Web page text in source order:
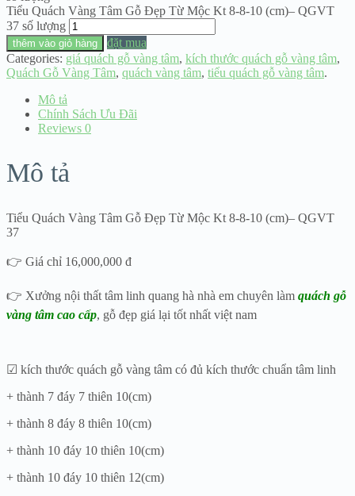
Tiểu Quách Vàng Tâm Gỗ Đẹp Từ Mộc Kt 8-8-10 (cm)– QGVT
37 số lượng
thêm vào giỏ hàng
đặt mua
Categories: giá quách gỗ vàng tâm, kích thước quách gỗ vàng tâm,
Quách Gỗ Vàng Tâm, quách vàng tâm, tiểu quách gỗ vàng tâm.
Mô tả
Chính Sách Ưu Đãi
Reviews 0
Mô tả
Tiểu Quách Vàng Tâm Gỗ Đẹp Từ Mộc Kt 8-8-10 (cm)– QGVT
37
👉 Giá chỉ 16,000,000 đ
👉 Xưởng nội thất tâm linh quang hà nhà em chuyên làm quách gỗ
vàng tâm cao cấp, gỗ đẹp giá lại tốt nhất việt nam
☑ kích thước quách gỗ vàng tâm có đủ kích thước chuẩn tâm linh
+ thành 7 đáy 7 thiên 10(cm)
+ thành 8 đáy 8 thiên 10(cm)
+ thành 10 đáy 10 thiên 10(cm)
+ thành 10 đáy 10 thiên 12(cm)